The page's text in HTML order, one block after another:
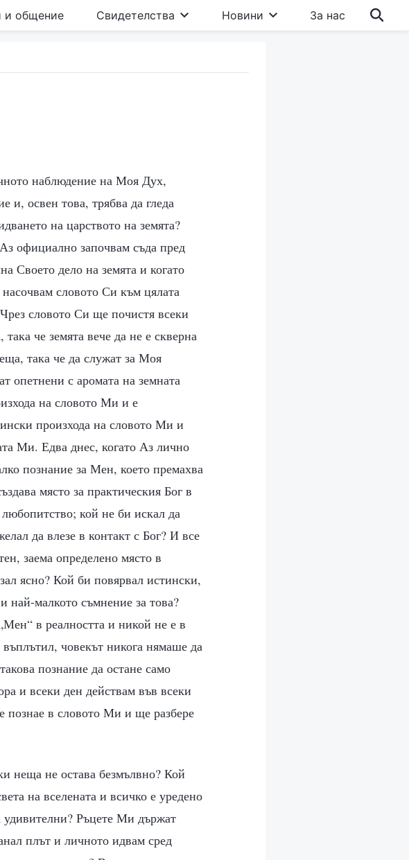
и общение Свидетелства Новини За нас
наблюдение на Моя Дух,
и, освен това, трябва да гледа
на царството на земята?
официално започвам съда пред
Своето дело на земята и когато
словото Си към цялата
словото Си ще почистя всеки
че земята вече да не е скверна
така че да служат за Моя
опетнени с аромата на земната
на словото Ми и е
произхода на словото Ми и
Ми. Едва днес, когато Аз лично
познание за Мен, което премахва
място за практическия Бог в
кой не би искал да
да влезе в контакт с Бог? И все
заема определено място в
ясно? Кой би повярвал истински,
малкото съмнение за това?
в реалността и никой не е в
човекът никога нямаше да
познание да остане само
и всеки ден действам във всеки
в словото Ми и ще разбере
неща не остава безмълвно? Кой
на вселената и всичко е уредено
Ръцете Ми държат
плът и личното идвам сред